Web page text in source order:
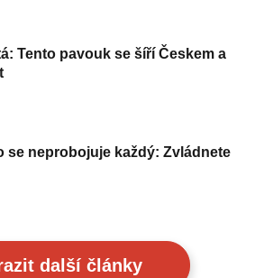
Tento pavouk se šíří Českem a
se neprobojuje každý: Zvládnete
další články